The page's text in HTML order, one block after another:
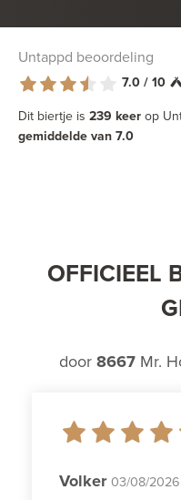
Untappd beoordeling
7.0 / 10
Dit biertje is 239 keer op
gemiddelde van 7.0
OFFICIEEL
door 8667Mr.
Volker 03/08/2026